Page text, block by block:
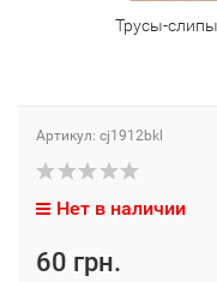
Трусы-
Артикул: cj1912bkl
Нет в наличии
60 грн.